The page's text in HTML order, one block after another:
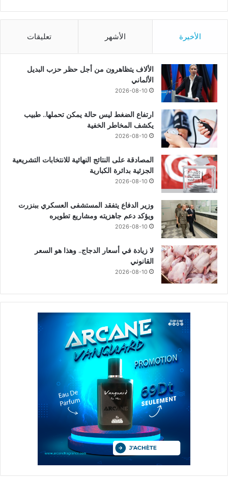
الأخيرة الأشهر تعليقات
الألاف يتظاهرون من أجل حظر حزب البديل
الألماني
2026-08-10
ارتفاع الضغط ليس حالة يمكن تحملها.. طبيب
يكشف المخاطر الخفية
2026-08-10
المصادقة على النتائج النهائية للانتخابات التشريعية
الجزئية بدائرة الكبارية
2026-08-10
وزير الدفاع يتفقد المستشفى العسكري ببنزرت
ويؤكد دعم جاهزيته ومشاريع تطويره
2026-08-10
لا زيادة في أسعار الدجاج.. وهذا هو السعر
القانوني
2026-08-10